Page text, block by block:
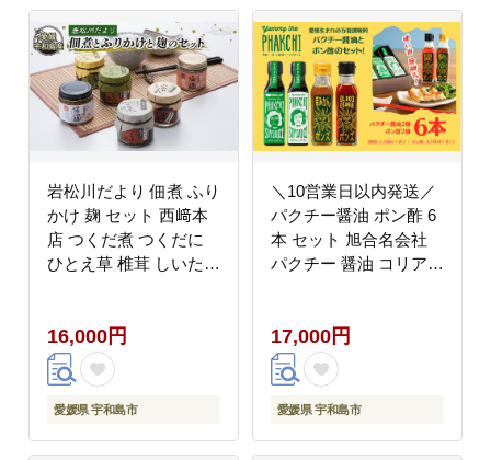
媛 宇和島 J015-119004
和島 J015-122005
岩松川だより 佃煮 ふり
かけ 麹 セット 西﨑本
店 つくだ煮 つくだに
ひとえ草 椎茸 しいたけ
お供 おかず 詰合せ ギ
フト プレゼント 贈答用
加工品 愛媛 宇和島
J016-175002
16,000円
愛媛県 宇和島市
＼10営業日以内発送／
パクチー醤油 ポン酢 6
本 セット 旭合名会社
パクチー 醤油 コリアン
ジ 青 みかん 柑橘 万能
調味料 国産 愛媛 宇和
島 J017-052021
17,000円
愛媛県 宇和島市